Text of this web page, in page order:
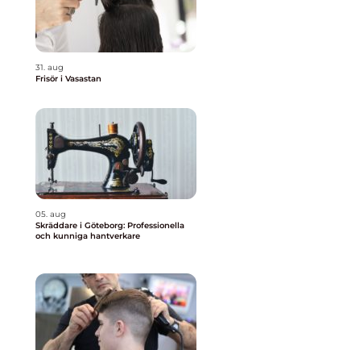
31. aug
Frisör i Vasastan
05. aug
Skräddare i Göteborg: Professionella
och kunniga hantverkare